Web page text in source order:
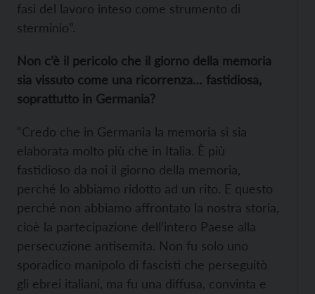
fasi del lavoro inteso come strumento di
sterminio”.
Non c’è il pericolo che il giorno della memoria
sia vissuto come una ricorrenza… fastidiosa,
soprattutto in Germania?
“Credo che in Germania la memoria si sia
elaborata molto più che in Italia. È più
fastidioso da noi il giorno della memoria,
perché lo abbiamo ridotto ad un rito. E questo
perché non abbiamo affrontato la nostra storia,
cioè la partecipazione dell’intero Paese alla
persecuzione antisemita. Non fu solo uno
sporadico manipolo di fascisti che perseguitò
gli ebrei italiani, ma fu una diffusa, convinta e